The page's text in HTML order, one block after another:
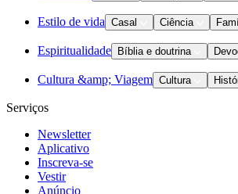
Estilo de vida Casal Ciência
Espiritualidade Bíblia e doutrina
Cultura &amp; Viagem Cultura
Serviços
Newsletter
Aplicativo
Inscreva-se
Vestir
Anúncio